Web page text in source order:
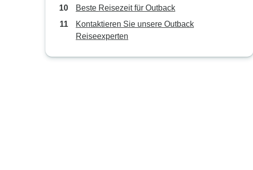
Beste Reisezeit für Outback
Kontaktieren Sie unsere Outback
Reiseexperten